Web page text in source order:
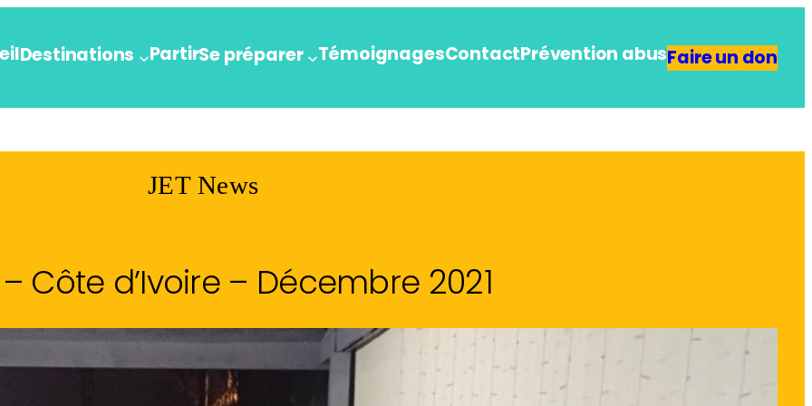
Destinations PartirSe préparer TémoignagesContactPrévention abusFaire un don
JET News
Côte d’Ivoire – Décembre 2021